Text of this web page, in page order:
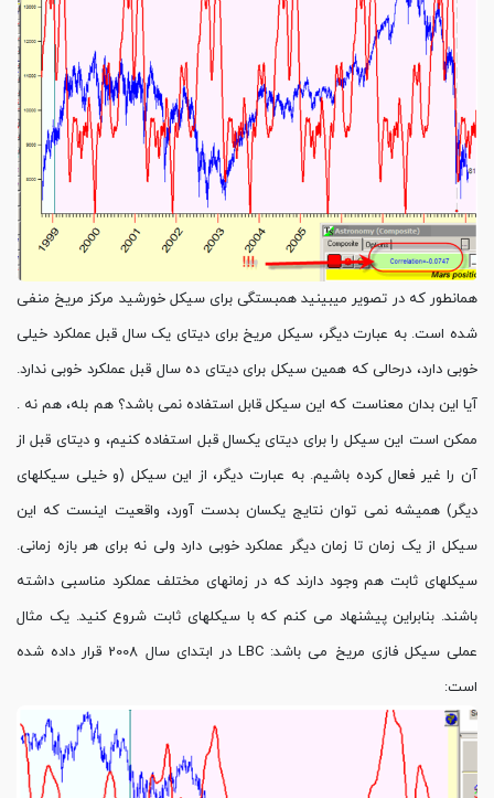
همانطور که در تصویر میبینید همبستگی برای سیکل خورشید مرکز مریخ منفی
شده است. به عبارت دیگر، سیکل مریخ برای دیتای یک سال قبل عملکرد خیلی
خوبی دارد، درحالی که همین سیکل برای دیتای ده سال قبل عملکرد خوبی ندارد.
آیا این بدان معناست که این سیکل قابل استفاده نمی باشد؟ هم بله، هم نه .
ممکن است این سیکل را برای دیتای یکسال قبل استفاده کنیم، و دیتای قبل از
آن را غیر فعال کرده باشیم. به عبارت دیگر، از این سیکل (و خیلی سیکلهای
دیگر) همیشه نمی توان نتایج یکسان بدست آورد، واقعیت اینست که این
سیکل از یک زمان تا زمان دیگر عملکرد خوبی دارد ولی نه برای هر بازه زمانی.
سیکلهای ثابت هم وجود دارند که در زمانهای مختلف عملکرد مناسبی داشته
باشند. بنابراین پیشنهاد می کنم که با سیکلهای ثابت شروع کنید. یک مثال
عملی سیکل فازی مریخ می باشد: LBC در ابتدای سال 2008 قرار داده شده
است: